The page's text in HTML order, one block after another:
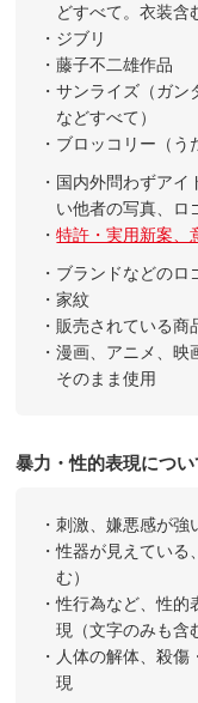
どすべて。衣装含
・ジブリ
・藤子不二雄作品
・サンライズ（ガ
などすべて）
・ブロッコリー（
・国内外問わずア
い他者の写真、ロ
・特許・実用新案、
・ブランドなどのロ
・家紋
・販売されている
・漫画、アニメ、
そのまま使用
暴力・性的表現につい
・刺激、嫌悪感が強
・性器が見えてい
む）
・性行為など、性
現（文字のみも含
・人体の解体、殺
現